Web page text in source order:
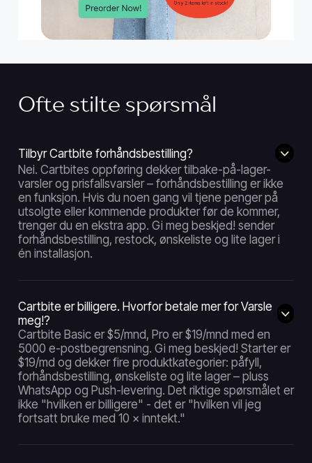
Ofte stilte spørsmål
Tilbyr Cartbite forhåndsbestilling?
Nei. Cartbites oppføring dekker tilbake-på-lager-
varsler og prisfallsvarsler – forhåndsbestilling er ikke
en funksjon. Hvis du noen gang vil tjene penger på
utsolgte eller kommende produkter før de kommer,
trenger du en ekstra app. Gi meg beskjed! sender
forhåndsbestilling, restock, ønskeliste og lite lager i
én installasjon.
Cartbite er billigere. Hvorfor betale mer for Varsle
meg!?
Cartbite Basic er $5/mnd, Pro er $19/mnd med en
5000 e-postbegrensning. Gi meg beskjed! Starter er
$19/md og dekker fire produktkategorier: påfyll,
forhåndsbestilling, ønskeliste og lite lager – pluss
WhatsApp og Push-levering. Det riktige spørsmålet er
ikke "hvilken er billigere" - det er "hvilken vil jeg
fortsatt bruke med 10 × inntekt."